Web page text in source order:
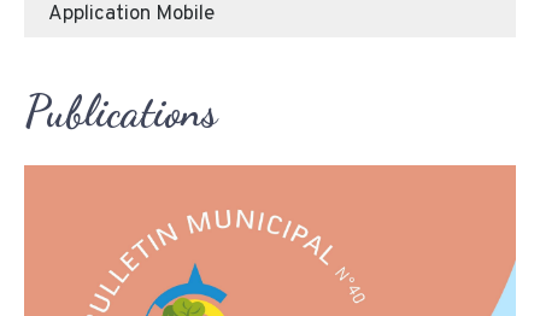
Application Mobile
Publications